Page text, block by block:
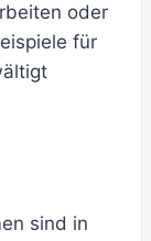
oder
für
sind in